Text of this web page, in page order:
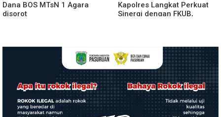
Dana BOS MTsN 1 Agara
disorot
Kapolres Langkat Perkuat
Sinergi dengan FKUB,